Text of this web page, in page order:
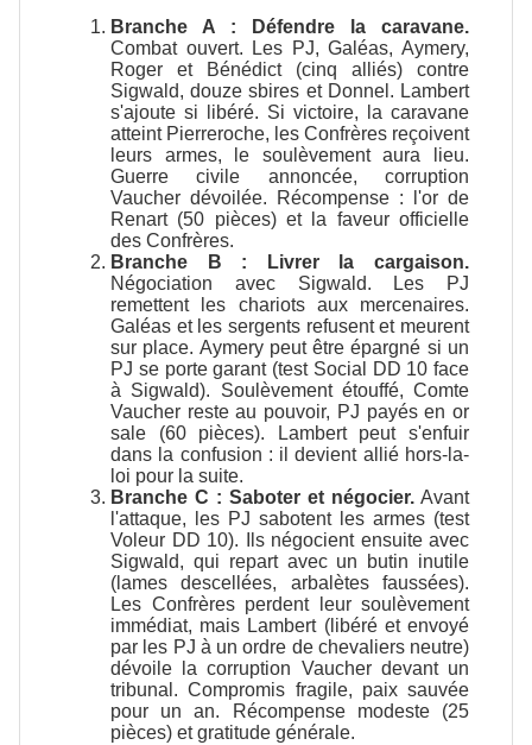
Branche A : Défendre la caravane.
Combat ouvert. Les PJ, Galéas, Aymery,
Roger et Bénédict (cinq alliés) contre
Sigwald, douze sbires et Donnel. Lambert
s'ajoute si libéré. Si victoire, la caravane
atteint Pierreroche, les Confrères reçoivent
leurs armes, le soulèvement aura lieu.
Guerre civile annoncée, corruption
Vaucher dévoilée. Récompense : l'or de
Renart (50 pièces) et la faveur officielle
des Confrères.
Branche B : Livrer la cargaison.
Négociation avec Sigwald. Les PJ
remettent les chariots aux mercenaires.
Galéas et les sergents refusent et meurent
sur place. Aymery peut être épargné si un
PJ se porte garant (test Social DD 10 face
à Sigwald). Soulèvement étouffé, Comte
Vaucher reste au pouvoir, PJ payés en or
sale (60 pièces). Lambert peut s'enfuir
dans la confusion : il devient allié hors-la-
loi pour la suite.
Branche C : Saboter et négocier. Avant
l'attaque, les PJ sabotent les armes (test
Voleur DD 10). Ils négocient ensuite avec
Sigwald, qui repart avec un butin inutile
(lames descellées, arbalètes faussées).
Les Confrères perdent leur soulèvement
immédiat, mais Lambert (libéré et envoyé
par les PJ à un ordre de chevaliers neutre)
dévoile la corruption Vaucher devant un
tribunal. Compromis fragile, paix sauvée
pour un an. Récompense modeste (25
pièces) et gratitude générale.